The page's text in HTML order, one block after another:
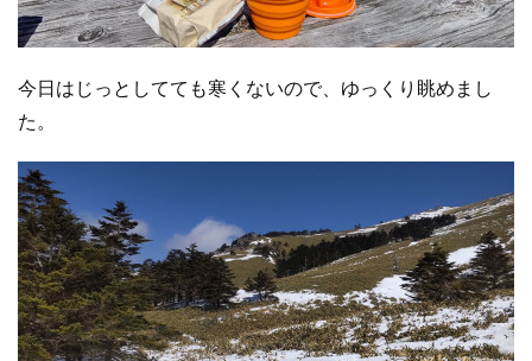
今日はじっとしてても寒くないので、ゆっくり眺めまし
た。